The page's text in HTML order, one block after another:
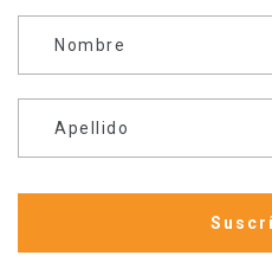
Nombre
Apellido